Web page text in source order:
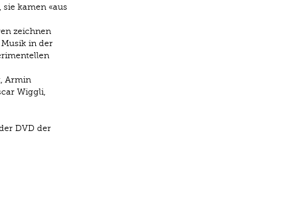
kamen «aus
zeichnen
in der
Armin
Wiggli,
DVD der